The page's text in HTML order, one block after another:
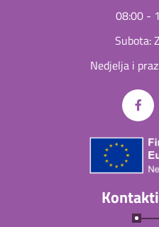
08:00 -
Subota:
Nedjelja i